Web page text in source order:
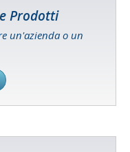
Prodotti
un'azienda o un